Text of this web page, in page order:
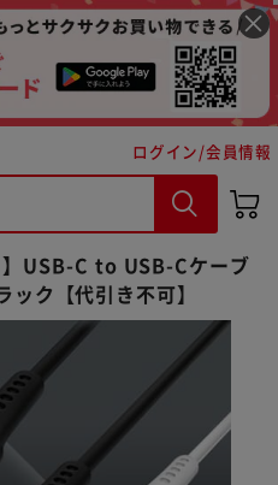
ログイン/会員情報
】USB-C to USB-Cケーブ
ク【代引き不可】
購入手続きへ